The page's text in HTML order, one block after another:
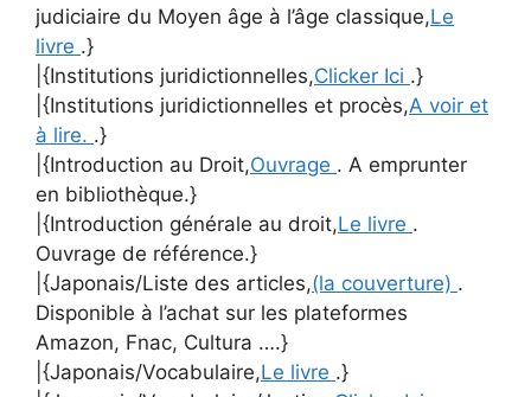
judiciaire du Moyen âge à l’âge classique,Le
livre .}
|{Institutions juridictionnelles,Clicker Ici .}
|{Institutions juridictionnelles et procès,A voir et
à lire. .}
|{Introduction au Droit,Ouvrage . A emprunter
en bibliothèque.}
|{Introduction générale au droit,Le livre .
Ouvrage de référence.}
|{Japonais/Liste des articles,(la couverture) .
Disponible à l’achat sur les plateformes
Amazon, Fnac, Cultura ….}
|{Japonais/Vocabulaire,Le livre .}